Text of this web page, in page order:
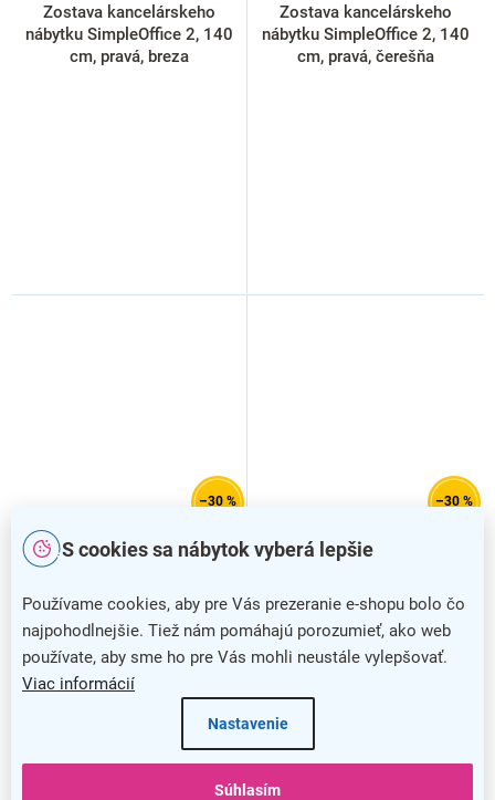
S cookies sa nábytok vyberá lepšie
Používame cookies, aby pre Vás prezeranie e-shopu bolo čo
najpohodlnejšie. Tiež nám pomáhajú porozumieť, ako web
používate, aby sme ho pre Vás mohli neustále vylepšovať.
Viac informácií
Nastavenie
Súhlasím
Zostava kancelárskeho
nábytku SimpleOffice 2, 140
cm, pravá, breza
Zostava kancelárskeho
nábytku SimpleOffice 2, 140
cm, pravá, čerešňa
–30 %
Zostava kancelárskeho
nábytku SimpleOffice 1, 100
cm, čerešňa
–30 %
Zostava kancelárskeho
cm, breza